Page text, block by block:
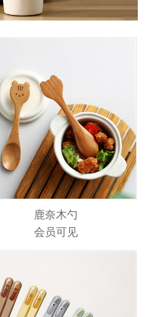
鹿奈木勺
会员可见